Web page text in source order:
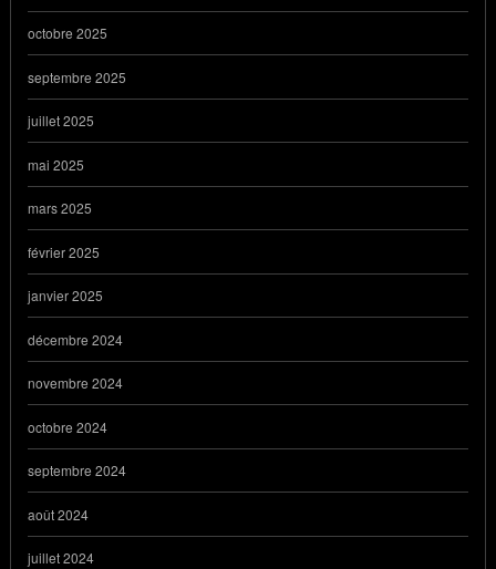
octobre 2025
septembre 2025
juillet 2025
mai 2025
mars 2025
février 2025
janvier 2025
décembre 2024
novembre 2024
octobre 2024
septembre 2024
août 2024
juillet 2024